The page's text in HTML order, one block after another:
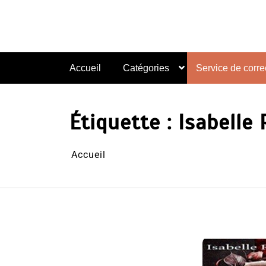
Accueil Catégories Service de
Étiquette : Isabelle
Accueil